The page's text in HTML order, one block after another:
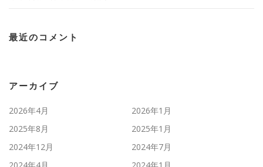
最近のコメント
アーカイブ
2026年4月
2026年1月
2025年8月
2025年1月
2024年12月
2024年7月